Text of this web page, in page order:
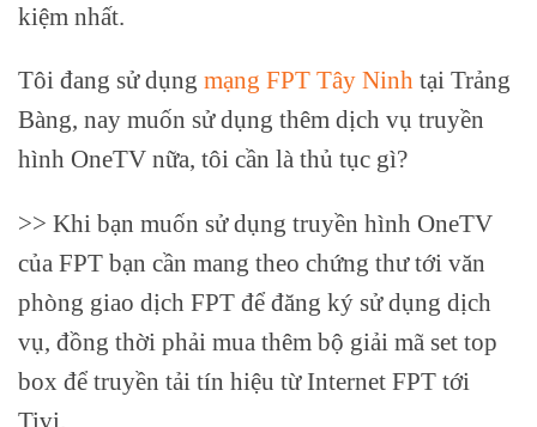
kiệm nhất.
Tôi đang sử dụng mạng FPT Tây Ninh tại Trảng
Bàng, nay muốn sử dụng thêm dịch vụ truyền
hình OneTV nữa, tôi cần là thủ tục gì?
>> Khi bạn muốn sử dụng truyền hình OneTV
của FPT bạn cần mang theo chứng thư tới văn
phòng giao dịch FPT để đăng ký sử dụng dịch
vụ, đồng thời phải mua thêm bộ giải mã set top
box để truyền tải tín hiệu từ Internet FPT tới
Tivi.